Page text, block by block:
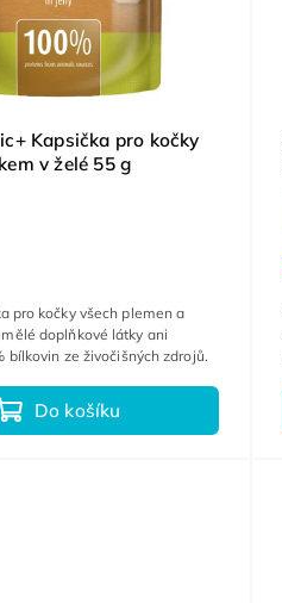
Kapsička pro kočky
v želé 55 g
Do košíku
pro kočky všech plemen a
doplňkové látky ani
bílkovin ze živočišných zdrojů.